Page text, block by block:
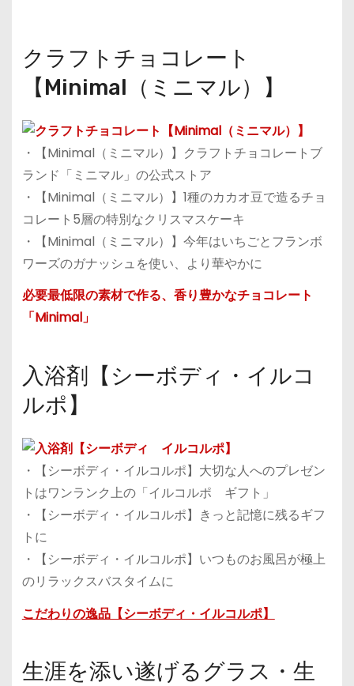
クラフトチョコレート
【Minimal（ミニマル）】
・【Minimal（ミニマル）】クラフトチョコレートブ
ランド「ミニマル」の公式ストア
・【Minimal（ミニマル）】1種のカカオ豆で造るチョ
コレート5層の特別なクリスマスケーキ
・【Minimal（ミニマル）】今年はいちごとフランボ
ワーズのガナッシュを使い、より華やかに
必要最低限の素材で作る、香り豊かなチョコレート
「Minimal」
入浴剤【シーボディ・イルコ
ルポ】
・【シーボディ・イルコルポ】大切な人へのプレゼン
トはワンランク上の「イルコルポ ギフト」
・【シーボディ・イルコルポ】きっと記憶に残るギフ
トに
・【シーボディ・イルコルポ】いつものお風呂が極上
のリラックスバスタイムに
こだわりの逸品【シーボディ・イルコルポ】
生涯を添い遂げるグラス・生